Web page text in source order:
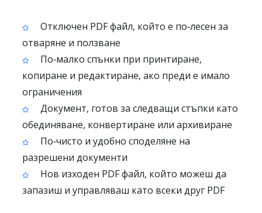
Отключен PDF файл, който е по‑лесен за
отваряне и ползване
По‑малко спънки при принтиране,
копиране и редактиране, ако преди е имало
ограничения
Документ, готов за следващи стъпки като
обединяване, конвертиране или архивиране
По‑чисто и удобно споделяне на
разрешени документи
Нов изходен PDF файл, който можеш да
запазиш и управляваш като всеки друг PDF